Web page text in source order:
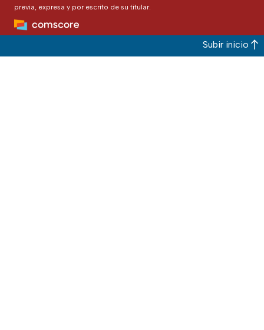
previa, expresa y por escrito de su titular.
Subir inicio